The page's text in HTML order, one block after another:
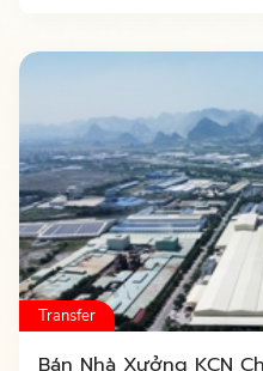
Transfer